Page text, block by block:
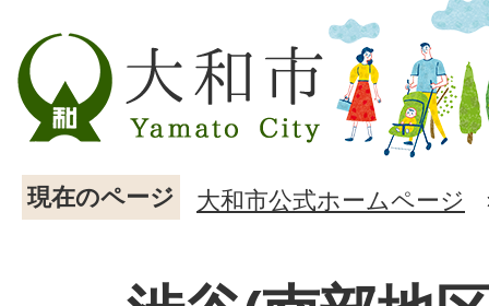
現在のページ 大和市公式ホームページ